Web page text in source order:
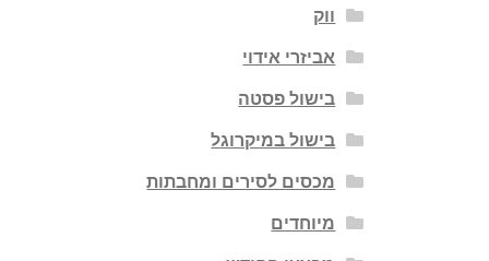
ווק
אביזרי אידוי
בישול פסטה
בישול במיקרוגל
מכסים לסירים ומחבתות
מיוחדים